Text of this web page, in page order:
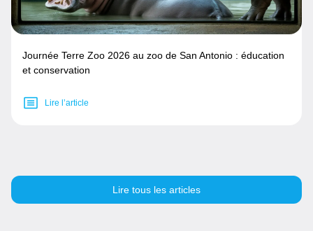
Journée Terre Zoo 2026 au zoo de San Antonio : éducation
et conservation
Lire l’article
Lire tous les articles